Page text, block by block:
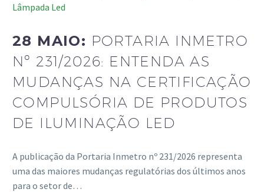
Lâmpada Led
28 MAIO: PORTARIA INMETRO
Nº 231/2026: ENTENDA AS
MUDANÇAS NA CERTIFICAÇÃO
COMPULSÓRIA DE PRODUTOS
DE ILUMINAÇÃO LED
A publicação da Portaria Inmetro nº 231/2026 representa
uma das maiores mudanças regulatórias dos últimos anos
para o setor de…